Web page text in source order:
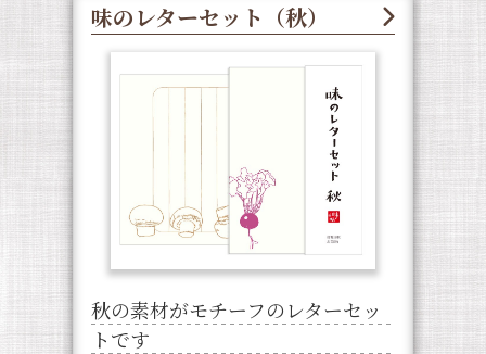
味のレターセット（秋）
秋の素材がモチーフのレターセッ
トです